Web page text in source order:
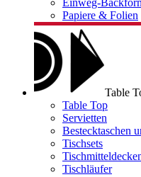
Einweg-
Papiere & Folien
Table
Table Top
Servietten
Bestecktaschen
Tischsets
Tischläufer